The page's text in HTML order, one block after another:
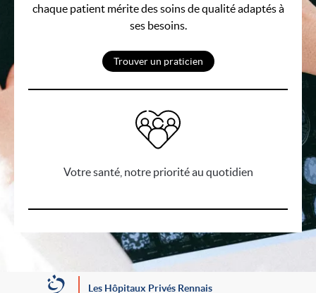
chaque patient mérite des soins de qualité adaptés à
ses besoins.
Trouver un praticien
Votre santé, notre priorité au quotidien
Les Hôpitaux Privés Rennais